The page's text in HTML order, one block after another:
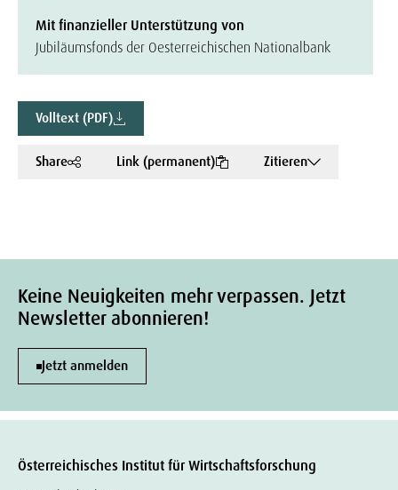
Mit finanzieller Unterstützung von
Jubiläumsfonds der Oesterreichischen Nationalbank
Volltext (PDF)
Share Link (permanent) Zitieren
Keine Neuigkeiten mehr verpassen. Jetzt
Newsletter abonnieren!
Jetzt anmelden
Österreichisches Institut für Wirtschaftsforschung